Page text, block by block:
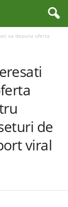
sa depuna oferta
de
viral